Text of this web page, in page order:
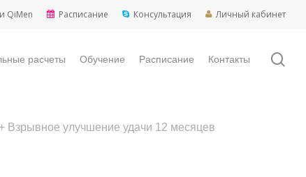
QiMen Расписание Консультация Личный кабинет
расчеты Обучение Расписание Контакты
Взрывное улучшение удачи 12 месяцев